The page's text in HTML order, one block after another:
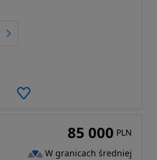
85 000 PLN
W granicach średniej